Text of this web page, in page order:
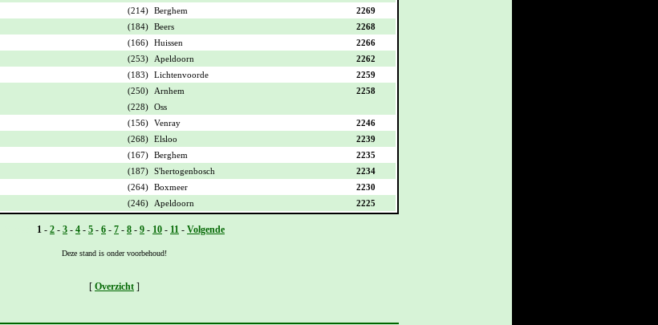
(214) Berghem
2269
(184) Beers
2268
(166) Huissen
2266
(253) Apeldoorn
2262
(183) Lichtenvoorde
2259
(250) Arnhem
2258
(228) Oss
(156) Venray
2246
(268) Elsloo
2239
(167) Berghem
2235
(187) S'hertogenbosch
2234
(264) Boxmeer
2230
(246) Apeldoorn 2225
1 - 2 - 3 - 4 - 5 - 6 - 7 - 8 - 9 - 10 - 11 - Volgende
Deze stand is onder voorbehoud!
[ Overzicht ]